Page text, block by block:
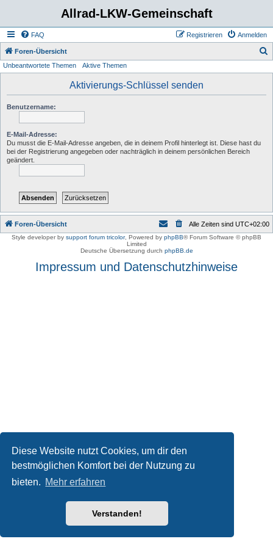
Diese Website nutzt Cookies, um dir den
bestmöglichen Komfort bei der Nutzung zu
bieten. Mehr erfahren
Verstanden!
Allrad-LKW-Gemeinschaft
FAQ Anmelden
Registrieren
Foren-Übersicht
Unbeantwortete Themen Aktive Themen
Aktivierungs-Schlüssel senden
Benutzername:
E-Mail-Adresse:
Du musst die E-Mail-Adresse angeben, die in deinem Profil hinterlegt ist. Diese hast du
bei der Registrierung angegeben oder nachträglich in deinem persönlichen Bereich
geändert.
Foren-Übersicht Alle Zeiten sind UTC+02:00
Style developer by support forum tricolor, Powered by phpBB® Forum Software © phpBB
Limited
Deutsche Übersetzung durch phpBB.de
Impressum und Datenschutzhinweise